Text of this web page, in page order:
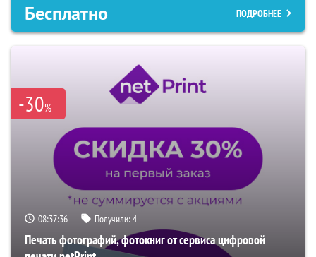
Бесплатно ПОДРОБНЕЕ
-30%
08:37:34 Получили:4
Печать фотографий, фотокниг от сервиса цифровой